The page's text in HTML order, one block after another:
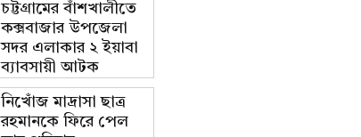
চট্টগ্রামের বাঁশখালীতে
কক্সবাজার উপজেলা
সদর এলাকার ২ ইয়াবা
ব্যাবসায়ী আটক
নিখোঁজ মাদ্রাসা ছাত্র
রহমানকে ফিরে পেল